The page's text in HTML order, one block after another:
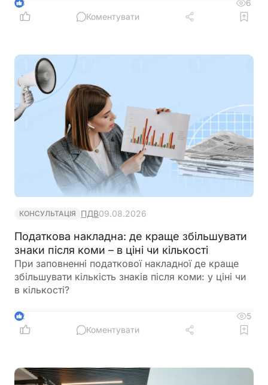
податкову та відкоригувати зарплатну звітність? І
чи повинен він повернути виплачену йому
3
6
Коментувати
КОНСУЛЬТАЦІЯ ПДВ09.08.2026
Податкова накладна: де краще збільшувати
знаки після коми – в ціні чи кількості
При заповненні податкової накладної де краще
збільшувати кількість знаків після коми: у ціні чи
в кількості?
2
5
Коментувати